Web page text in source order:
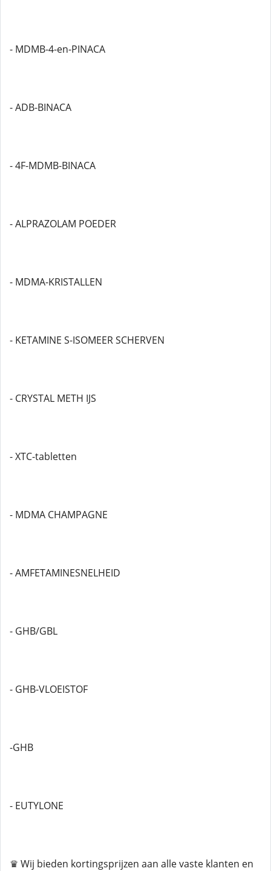
- MDMB-4-en-PINACA
- ADB-BINACA
- 4F-MDMB-BINACA
- ALPRAZOLAM POEDER
- MDMA-KRISTALLEN
- KETAMINE S-ISOMEER SCHERVEN
- CRYSTAL METH IJS
- XTC-tabletten
- MDMA CHAMPAGNE
- AMFETAMINESNELHEID
- GHB/GBL
- GHB-VLOEISTOF
-GHB
- EUTYLONE
♛ Wij bieden kortingsprijzen aan alle vaste klanten en